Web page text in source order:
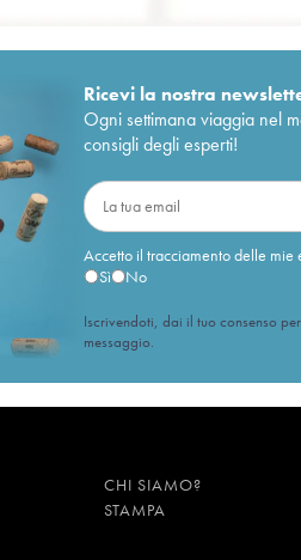
Ricevi la nostra
Ogni settimana viaggia nel
consigli degli esperti!
Accetto il tracciamento delle
Sì
No
Iscrivendoti, dai il tuo consenso
messaggio.
CHI SIAMO?
STAMPA